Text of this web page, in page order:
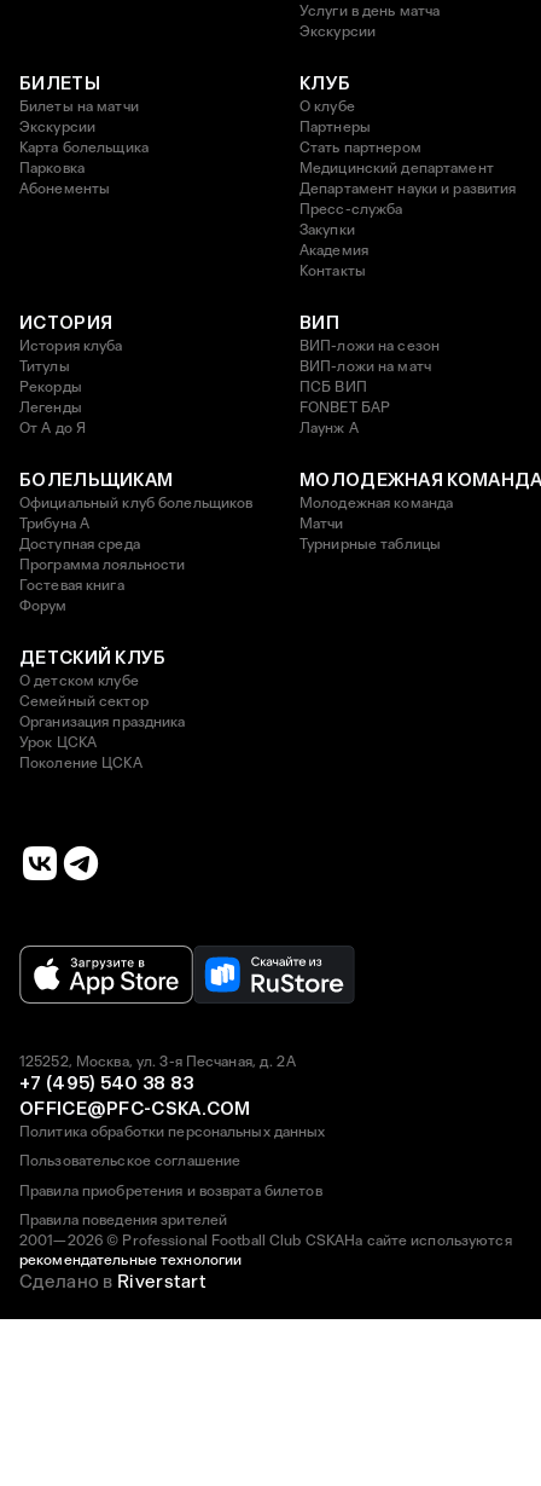
Услуги в день матча
Экскурсии
БИЛЕТЫ
Билеты на матчи
Экскурсии
Карта болельщика
Парковка
Абонементы
КЛУБ
О клубе
Партнеры
Стать партнером
Медицинский департамент
Департамент науки и развития
Пресс-служба
Закупки
Академия
Контакты
ИСТОРИЯ
История клуба
Титулы
Рекорды
Легенды
От А до Я
ВИП
ВИП-ложи на сезон
ВИП-ложи на матч
ПСБ ВИП
FONBET БАР
Лаунж A
БОЛЕЛЬЩИКАМ
Официальный клуб болельщиков
Трибуна А
Доступная среда
Программа лояльности
Гостевая книга
Форум
МОЛОДЕЖНАЯ
Молодежная команда
Матчи
Турнирные таблицы
ДЕТСКИЙ КЛУБ
О детском клубе
Семейный сектор
Организация праздника
Урок ЦСКА
Поколение ЦСКА
2001—2026 © Professional Football Club CSKAНа сайте используются
рекомендательные технологии
125252, Москва, ул. 3-я Песчаная, д. 2А
+7 (495) 540 38 83
OFFICE@PFC-CSKA.COM
Политика обработки персональных данных
Пользовательское соглашение
Правила приобретения и возврата билетов
Правила поведения зрителей
Сделано в Riverstart